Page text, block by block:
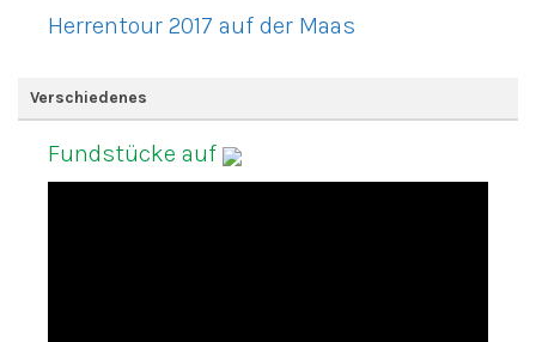
Herrentour 2017 auf der Maas
Verschiedenes
Fundstücke auf